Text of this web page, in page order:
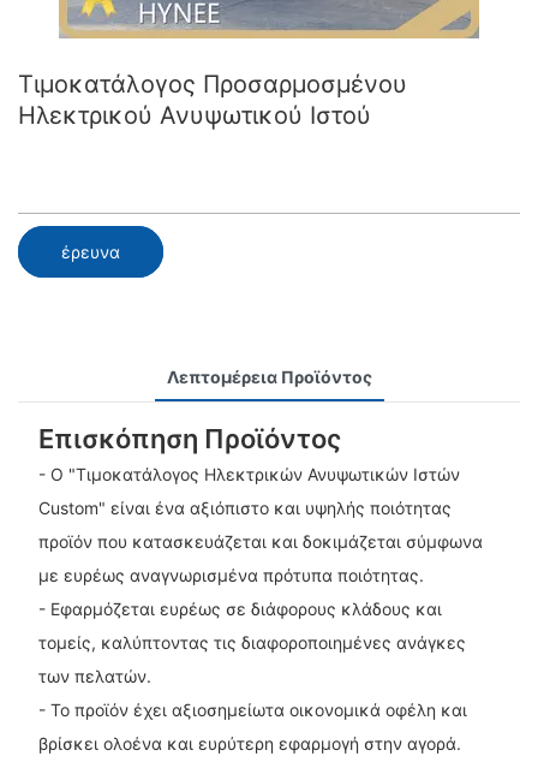
Τιμοκατάλογος Προσαρμοσμένου
Ηλεκτρικού Ανυψωτικού Ιστού
έρευνα
Λεπτομέρεια Προϊόντος
Επισκόπηση Προϊόντος
- Ο "Τιμοκατάλογος Ηλεκτρικών Ανυψωτικών Ιστών
Custom" είναι ένα αξιόπιστο και υψηλής ποιότητας
προϊόν που κατασκευάζεται και δοκιμάζεται σύμφωνα
με ευρέως αναγνωρισμένα πρότυπα ποιότητας.
- Εφαρμόζεται ευρέως σε διάφορους κλάδους και
τομείς, καλύπτοντας τις διαφοροποιημένες ανάγκες
των πελατών.
- Το προϊόν έχει αξιοσημείωτα οικονομικά οφέλη και
βρίσκει ολοένα και ευρύτερη εφαρμογή στην αγορά.